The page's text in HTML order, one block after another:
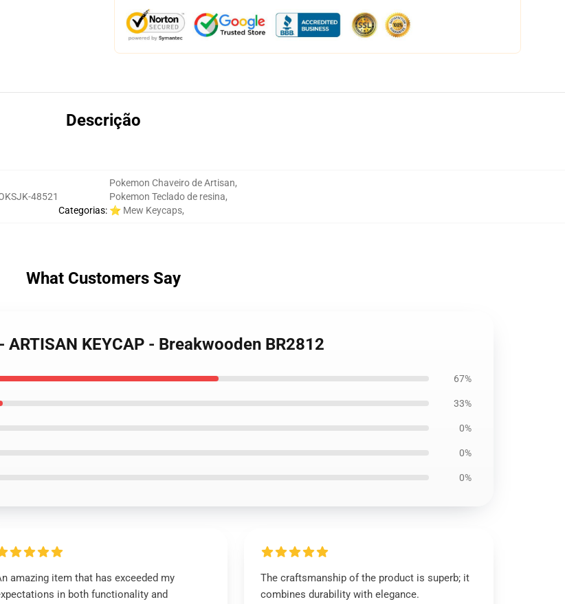
Descrição
48521
Categorias:
Pokemon Chaveiro de Artisan,
Pokemon Teclado de resina,
⭐ Mew Keycaps,
What Customers Say
KEYCAP - Breakwooden BR2812
67%
33%
0%
0%
0%
amazing item that has exceeded my
in both functionality and
The craftsmanship of the product is superb; it
combines durability with elegance.